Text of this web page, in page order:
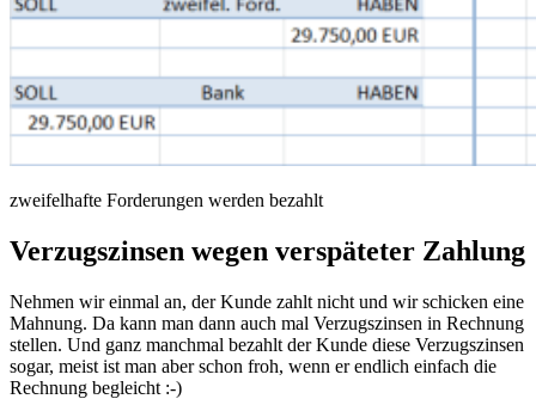
zweifelhafte Forderungen werden bezahlt
Verzugszinsen wegen verspäteter Zahlung
Nehmen wir einmal an, der Kunde zahlt nicht und wir schicken eine
Mahnung. Da kann man dann auch mal Verzugszinsen in Rechnung
stellen. Und ganz manchmal bezahlt der Kunde diese Verzugszinsen
sogar, meist ist man aber schon froh, wenn er endlich einfach die
Rechnung begleicht :-)